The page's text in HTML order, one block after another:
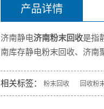
产品详情
济南静电济南粉末回收是指
南库存静电粉末回收、济南
相关标签： 粉末回收 回收粉